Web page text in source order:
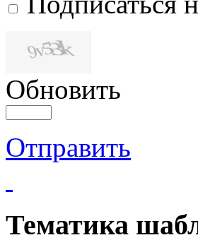
Обновить
Отправить
Тематика